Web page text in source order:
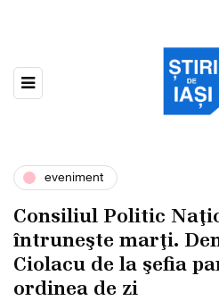
eveniment
Consiliul Politic
întruneşte marţi.
Ciolacu de la şefia
ordinea de zi